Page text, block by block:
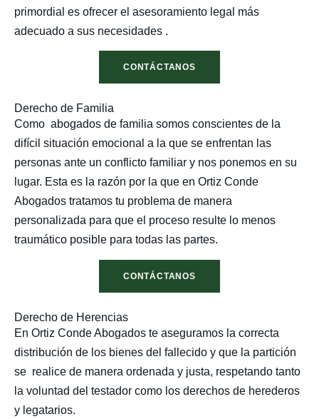
primordial es ofrecer el asesoramiento legal más
adecuado a sus necesidades .
CONTÁCTANOS
Derecho de Familia
Como abogados de familia somos conscientes de la
difícil situación emocional a la que se enfrentan las
personas ante un conflicto familiar y nos ponemos en su
lugar. Esta es la razón por la que en Ortiz Conde
Abogados tratamos tu problema de manera
personalizada para que el proceso resulte lo menos
traumático posible para todas las partes.
CONTÁCTANOS
Derecho de Herencias
En Ortiz Conde Abogados te aseguramos la correcta
distribución de los bienes del fallecido y que la partición
se realice de manera ordenada y justa, respetando tanto
la voluntad del testador como los derechos de herederos
y legatarios.